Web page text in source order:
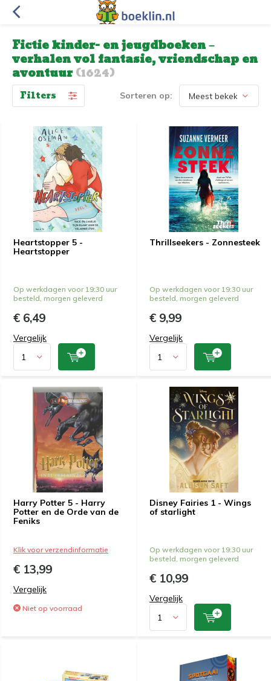
Fictie kinder- en jeugdboeken –
verhalen vol fantasie, vriendschap en
avontuur(1624)
Filters Sorteren op:
Heartstopper 5 -
Heartstopper
Op werkdagen voor 19:30 uur
besteld, morgen geleverd
€ 6,49
Vergelijk
Thrillseekers - Zonnesteek
Op werkdagen voor 19:30 uur
besteld, morgen geleverd
€ 9,99
Vergelijk
Harry Potter 5 - Harry
Potter en de Orde van de
Feniks
Klik voor verzendinformatie
€ 13,99
Vergelijk
Niet op voorraad
Disney Fairies 1 - Wings
of starlight
Op werkdagen voor 19:30 uur
besteld, morgen geleverd
€ 10,99
Vergelijk